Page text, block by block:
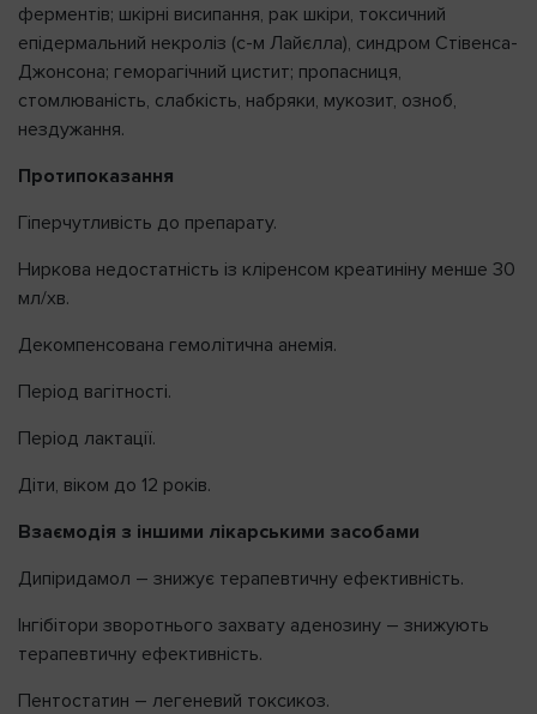
ферментів; шкірні висипання, рак шкіри, токсичний
епідермальний некроліз (с-м Лайєлла), синдром Стівенса-
Джонсона; геморагічний цистит; пропасниця,
стомлюваність, слабкість, набряки, мукозит, озноб,
нездужання.
Протипоказання
Гіперчутливість до препарату.
Ниркова недостатність із кліренсом креатиніну менше 30
мл/хв.
Декомпенсована гемолітична анемія.
Період вагітності.
Період лактації.
Діти, віком до 12 років.
Взаємодія з іншими лікарськими засобами
Дипіридамол – знижує терапевтичну ефективність.
Інгібітори зворотнього захвату аденозину – знижують
терапевтичну ефективність.
Пентостатин – легеневий токсикоз.